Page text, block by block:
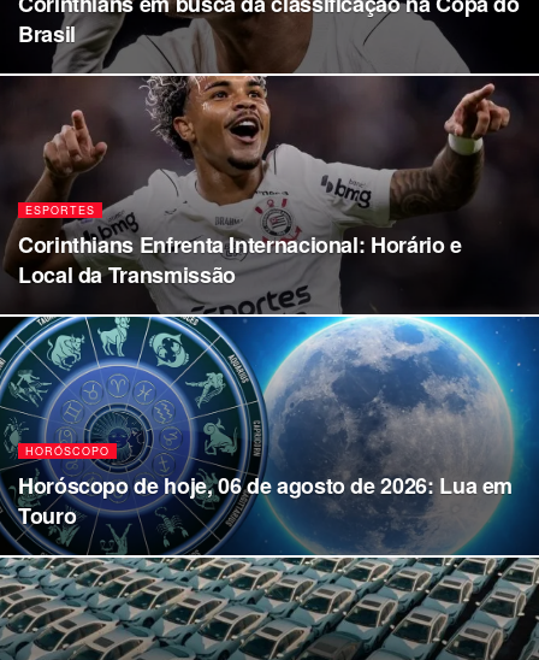
Brasil
ESPORTES
Corinthians Enfrenta Internacional: Horário e
Local da Transmissão
HORÓSCOPO
Horóscopo de hoje, 06 de agosto de 2026: Lua em
Touro